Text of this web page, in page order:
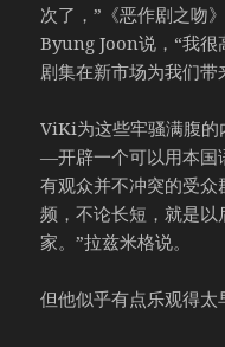
次了，”《恶作剧之吻
Byung Joon说，“我很
剧集在新市场为我们带
ViKi为这些牢骚满腹的
—开辟一个可以用本国
有观众并不冲突的受
频，不论长短，就是
家。”拉兹米格说。
但他似乎有点乐观得太